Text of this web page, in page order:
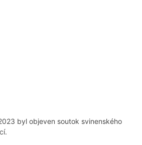
byl objeven soutok svinenského